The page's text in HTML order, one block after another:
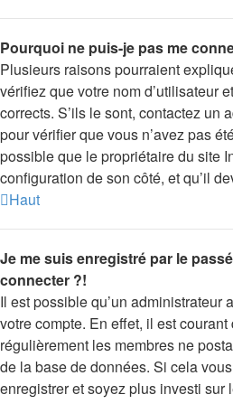
Pourquoi ne puis-je pas me
Plusieurs raisons pourraient
vérifiez que votre nom d’utilisateur
corrects. S’ils le sont, contactez un
pour vérifier que vous n’avez pas
possible que le propriétaire du site
configuration de son côté, et qu’il
Haut
Je me suis enregistré par le
connecter ?!
Il est possible qu’un administrateur
votre compte. En effet, il est
régulièrement les membres ne
de la base de données. Si cela
enregistrer et soyez plus investi sur